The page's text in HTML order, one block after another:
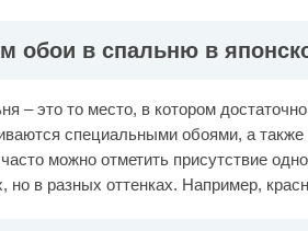
обои в спальню в
– это то место, в котором
специальными обоями, а
можно отметить присутствие
но в разных оттенках. Например,